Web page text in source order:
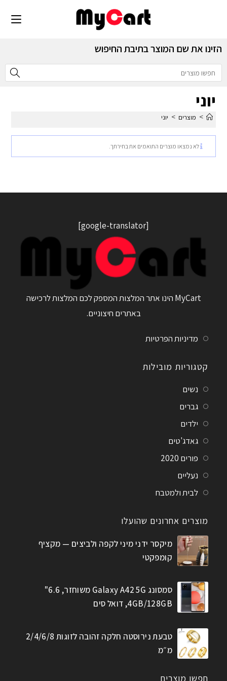
הזינו את שם המוצר בתיבת החיפוש
יוני
> מוצרים > יוני
לא נמצאו מוצרים התואמים את בחירתך.
[google-translator]
MyCart הינו אתר המלצות המספק לכם המלצות לרכישה
באתרים חיצוניים.
מדיניות הפרטיות
קטגוריות מובילות
נשים
גברים
ילדים
גאדג'טים
פורים 2020
נעליים
לבית ולמטבח
מוצרים אחרונים שהועלו
מיקסר ידני מיני לקפה ולביצים — מקציף
קומפקטי
סמסונג Galaxy A42 5G משוחזר, 6.6"
4GB/128GB, דואל סים
טבעת נירוסטה חלקה זהובה לזוגות 2/4/6/8
מ״מ
חפשו מוצרים